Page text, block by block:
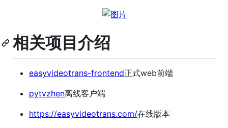
相关项目介绍
easyvideotrans-frontend正式web前端
pytvzhen离线客户端
https://easyvideotrans.com/在线版本